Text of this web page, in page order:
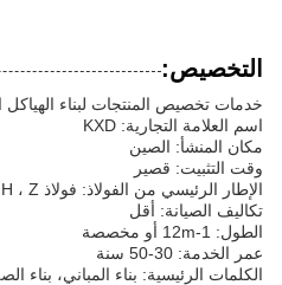
التخصيص:
خدمات تخصيص المنتجات لبناء الهياكل
اسم العلامة التجارية: KXD
مكان المنشأ: الصين
وقت التثبيت: قصير
الإطار الرئيسي من الفولاذ: فولاذ H ، Z أو C Purlin
تكاليف الصيانة: أقل
الطول: 1-12m أو مخصصة
عمر الخدمة: 30-50 سنة
الكلمات الرئيسية: بناء المباني، بناء